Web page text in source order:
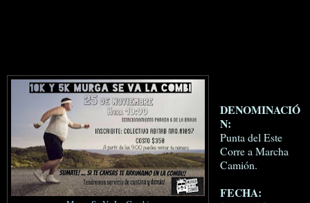
DENOMINACIÓ
N:
Punta del Este
Corre a Marcha
Camión.
FECHA: